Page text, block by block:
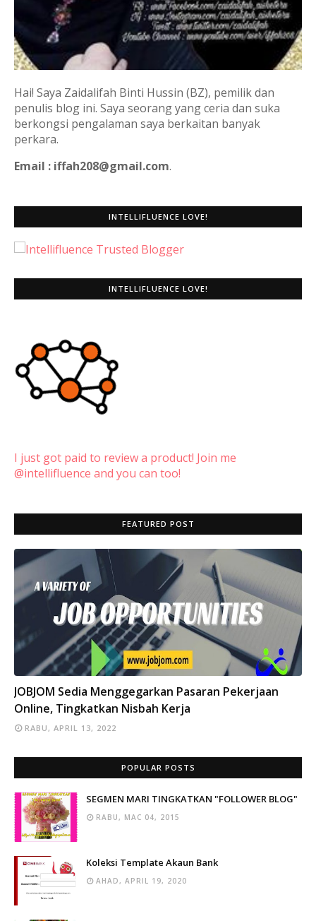
Hai! Saya Zaidalifah Binti Hussin (BZ), pemilik dan
penulis blog ini. Saya seorang yang ceria dan suka
berkongsi pengalaman saya berkaitan banyak
perkara.
Email : iffah208@gmail.com.
INTELLIFLUENCE LOVE!
INTELLIFLUENCE LOVE!
I just got paid to review a product! Join me
@intellifluence and you can too!
FEATURED POST
INFO
JOBJOM Sedia Menggegarkan Pasaran Pekerjaan
Online, Tingkatkan Nisbah Kerja
RABU, APRIL 13, 2022
POPULAR POSTS
SEGMEN MARI TINGKATKAN "FOLLOWER BLOG"
RABU, MAC 04, 2015
Koleksi Template Akaun Bank
AHAD, APRIL 19, 2020